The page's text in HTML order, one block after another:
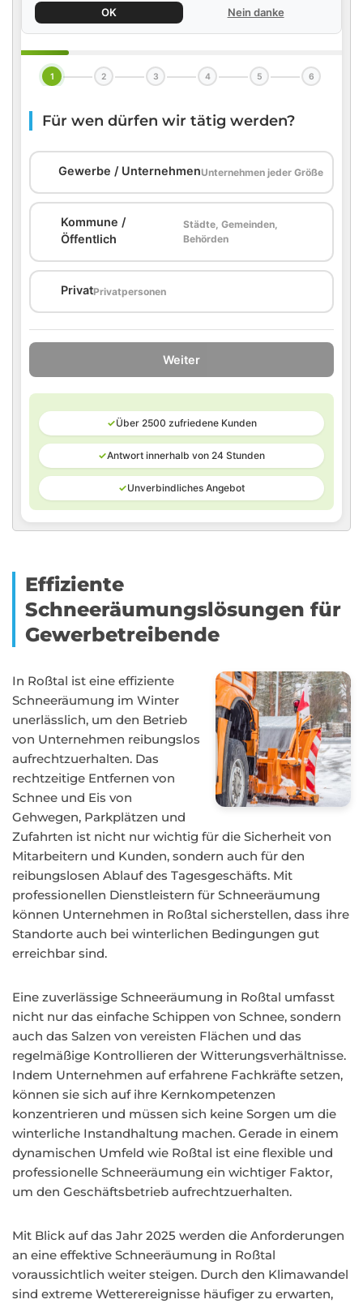
OK Nein danke
1 2 3 4 5 6
Für wen dürfen wir tätig werden?
Gewerbe / UnternehmenUnternehmen jeder Größe
Kommune /
Öffentlich
Städte, Gemeinden,
Behörden
PrivatPrivatpersonen
Weiter
✓Über 2500 zufriedene Kunden
✓Antwort innerhalb von 24 Stunden
✓Unverbindliches Angebot
Effiziente
Schneeräumungslösungen für
Gewerbetreibende
In Roßtal ist eine effiziente
Schneeräumung im Winter
unerlässlich, um den Betrieb
von Unternehmen reibungslos
aufrechtzuerhalten. Das
rechtzeitige Entfernen von
Schnee und Eis von
Gehwegen, Parkplätzen und
Zufahrten ist nicht nur wichtig für die Sicherheit von
Mitarbeitern und Kunden, sondern auch für den
reibungslosen Ablauf des Tagesgeschäfts. Mit
professionellen Dienstleistern für Schneeräumung
können Unternehmen in Roßtal sicherstellen, dass ihre
Standorte auch bei winterlichen Bedingungen gut
erreichbar sind.
Eine zuverlässige Schneeräumung in Roßtal umfasst
nicht nur das einfache Schippen von Schnee, sondern
auch das Salzen von vereisten Flächen und das
regelmäßige Kontrollieren der Witterungsverhältnisse.
Indem Unternehmen auf erfahrene Fachkräfte setzen,
können sie sich auf ihre Kernkompetenzen
konzentrieren und müssen sich keine Sorgen um die
winterliche Instandhaltung machen. Gerade in einem
dynamischen Umfeld wie Roßtal ist eine flexible und
professionelle Schneeräumung ein wichtiger Faktor,
um den Geschäftsbetrieb aufrechtzuerhalten.
Mit Blick auf das Jahr 2025 werden die Anforderungen
an eine effektive Schneeräumung in Roßtal
voraussichtlich weiter steigen. Durch den Klimawandel
sind extreme Wetterereignisse häufiger zu erwarten,